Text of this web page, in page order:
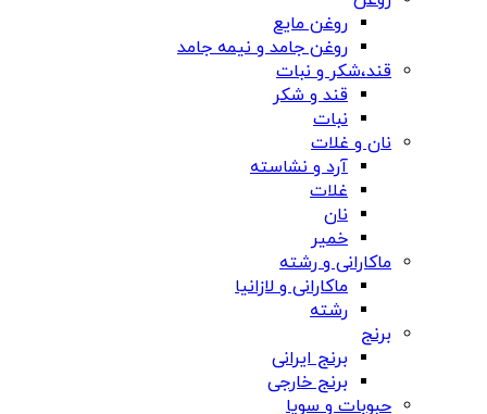
روغن مایع
روغن جامد و نیمه جامد
قند،شکر و نبات
قند و شکر
نبات
نان و غلات
آرد و نشاسته
غلات
نان
خمیر
ماکارانی و رشته
ماکارانی و لازانیا
رشته
برنج
برنج ایرانی
برنج خارجی
حبوبات و سویا